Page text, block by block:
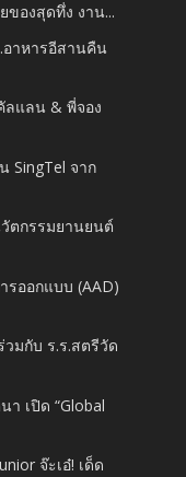
ของสุดทึ่ง งาน...
อาหารอีสานคืน
ลแลน & พี่จอง
SingTel จาก
ตกรรมยานยนต์
ออกแบบ (AAD)
มกับ ร.ร.สตรีวัด
เปิด “Global
จ๊ะเอ๋! เด็ด